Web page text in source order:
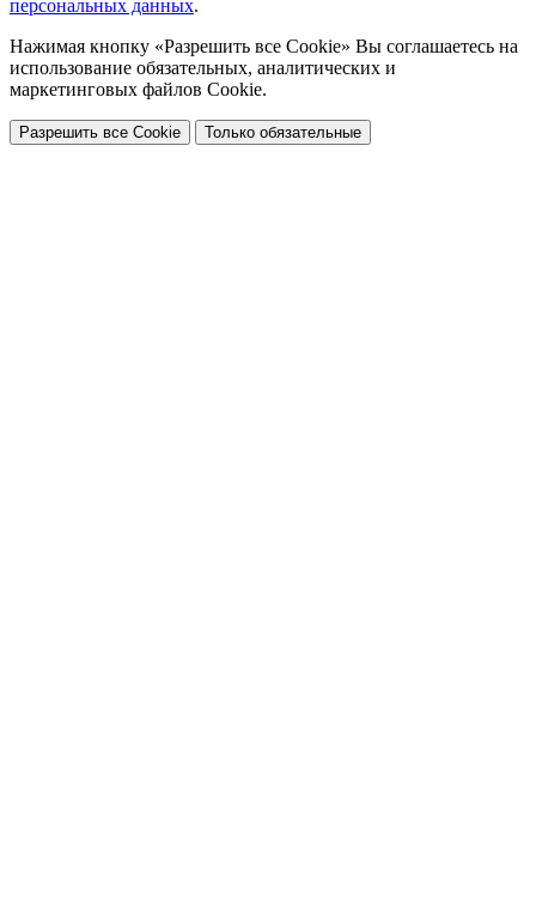
персональных данных.
Нажимая кнопку «Разрешить все Cookie» Вы соглашаетесь на
использование обязательных, аналитических и
маркетинговых файлов Cookie.
Разрешить все Cookie Только обязательные